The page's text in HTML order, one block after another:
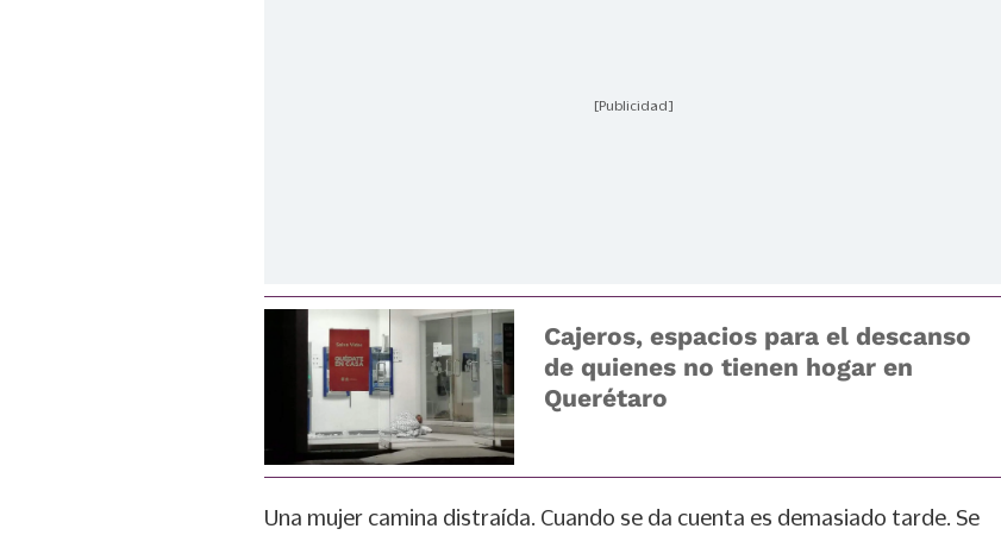
[Publicidad]
Cajeros, espacios para el descanso
de quienes no tienen hogar en
Querétaro
Una mujer camina distraída. Cuando se da cuenta es demasiado tarde. Se